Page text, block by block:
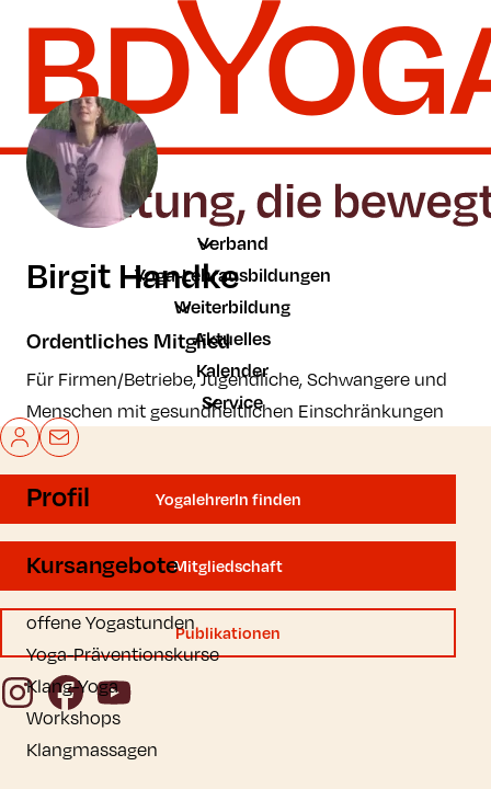
Zum Hauptinhalt der Seite springen
Zur Startseite navigieren
Verband
Yoga-Lehrausbildungen
Weiterbildung
Aktuelles
Kalender
Service
Mein BDYoga
Kontakt
YogalehrerIn finden
Mitgliedschaft
Publikationen
InstagramFacebook
YouTube
Birgit Handke
Ordentliches Mitglied
Für Firmen/Betriebe, Jugendliche, Schwangere und
Menschen mit gesundheitlichen Einschränkungen
Profil
Kursangebote
offene Yogastunden
Yoga-Präventionskurse
Klang-Yoga
Workshops
Klangmassagen